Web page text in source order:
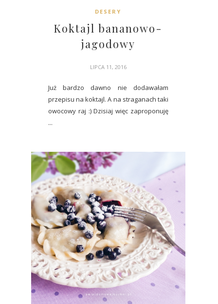
DESERY
Koktajl bananowo-
jagodowy
LIPCA 11, 2016
Już bardzo dawno nie dodawałam
przepisu na koktajl. A na straganach taki
owocowy raj :) Dzisiaj więc zaproponuję
...